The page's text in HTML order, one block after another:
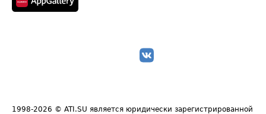
1998-2026 © ATI.SU является юридически зарегистрированной